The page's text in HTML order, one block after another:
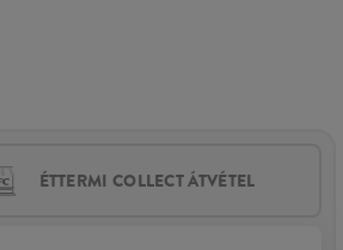
ÉTTERMI COLLECT ÁTVÉTEL